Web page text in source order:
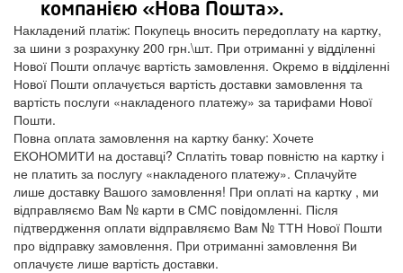
компанією «Нова Пошта».
Накладений платіж: Покупець вносить передоплату на картку,
за шини з розрахунку 200 грн.\шт. При отриманні у відділенні
Нової Пошти оплачує вартість замовлення. Окремо в відділенні
Нової Пошти оплачується вартість доставки замовлення та
вартість послуги «накладеного платежу» за тарифами Нової
Пошти.
Повна оплата замовлення на картку банку: Хочете
ЕКОНОМИТИ на доставці? Сплатіть товар повністю на картку і
не платить за послугу «накладеного платежу». Сплачуйте
лише доставку Вашого замовлення! При оплаті на картку , ми
відправляємо Вам № карти в СМС повідомленні. Після
підтвердження оплати відправляємо Вам № ТТН Нової Пошти
про відправку замовлення. При отриманні замовлення Ви
оплачуєте лише вартість доставки.